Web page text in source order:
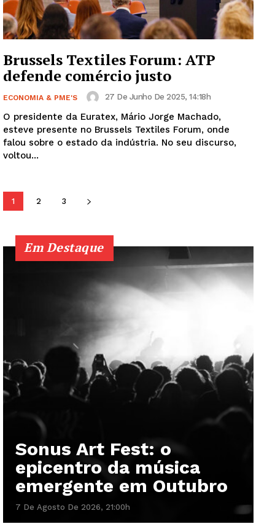
SUBSCREVA JÁ!
Institucional
Artigos
Edição Digital
Quero ser Assinante
Brussels Textiles Forum: ATP
defende comércio justo
ECONOMIA & PME'S 27 De Junho De 2025, 14:18h
O presidente da Euratex, Mário Jorge Machado,
esteve presente no Brussels Textiles Forum, onde
falou sobre o estado da indústria. No seu discurso,
voltou...
1 2 3
Em Destaque
Sonus Art Fest: o
epicentro da música
emergente em Outubro
7 De Agosto De 2026, 21:00h